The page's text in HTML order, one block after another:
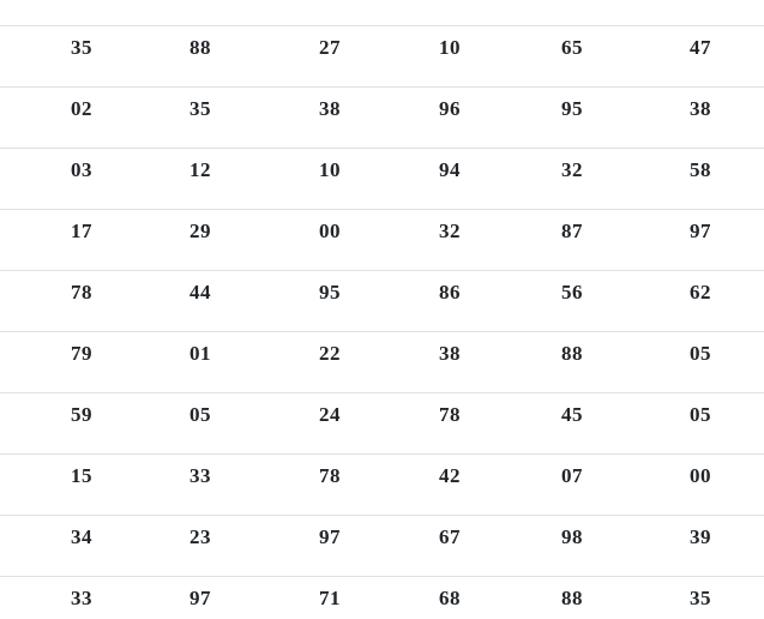
35 88 27 10 65 47
02 35 38 96 95 38
03 12 10 94 32 58
17 29 00 32 87 97
78 44 95 86 56 62
79 01 22 38 88 05
59 05 24 78 45 05
15 33 78 42 07 00
34 23 97 67 98 39
33 97 71 68 88 35